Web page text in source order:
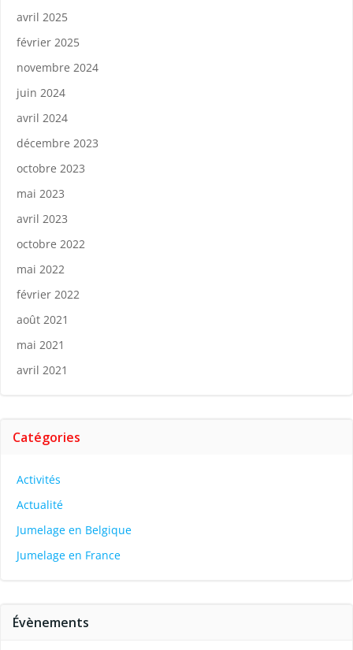
avril 2025
février 2025
novembre 2024
juin 2024
avril 2024
décembre 2023
octobre 2023
mai 2023
avril 2023
octobre 2022
mai 2022
février 2022
août 2021
mai 2021
avril 2021
Catégories
Activités
Actualité
Jumelage en Belgique
Jumelage en France
Évènements